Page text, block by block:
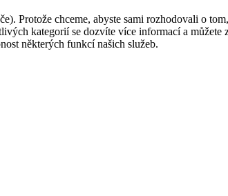
Protože chceme, abyste sami rozhodovali o
kategorií se dozvíte více informací a můžete
některých funkcí našich služeb.